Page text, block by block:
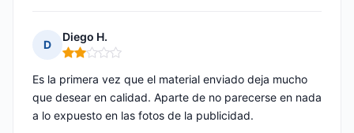
D
Diego H.
Nota: 2 de 5
Es la primera vez que el material enviado deja mucho
que desear en calidad. Aparte de no parecerse en nada
a lo expuesto en las fotos de la publicidad.